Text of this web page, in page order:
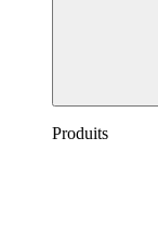
Produits